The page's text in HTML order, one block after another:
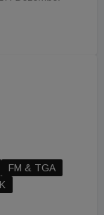
FM & TGA